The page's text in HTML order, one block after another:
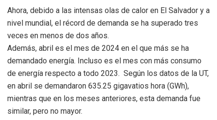
Ahora, debido a las intensas olas de calor en El Salvador y a
nivel mundial, el récord de demanda se ha superado tres
veces en menos de dos años.
Además, abril es el mes de 2024 en el que más se ha
demandado energía. Incluso es el mes con más consumo
de energía respecto a todo 2023. Según los datos de la UT,
en abril se demandaron 635.25 gigavatios hora (GWh),
mientras que en los meses anteriores, esta demanda fue
similar, pero no mayor.